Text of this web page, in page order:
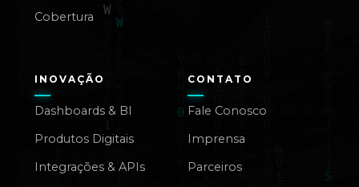
Cobertura
INOVAÇÃO
Dashboards & BI
Produtos Digitais
Integrações & APIs
CONTATO
Fale Conosco
Imprensa
Parceiros